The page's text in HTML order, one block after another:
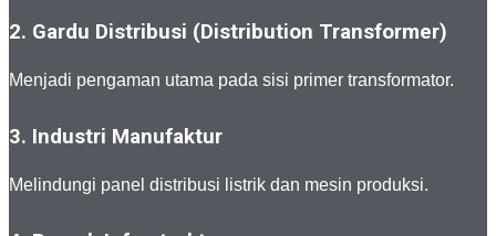
2. Gardu Distribusi (Distribution Transformer)
Menjadi pengaman utama pada sisi primer transformator.
3. Industri Manufaktur
Melindungi panel distribusi listrik dan mesin produksi.